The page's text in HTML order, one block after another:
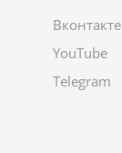
Вконтакте
YouTube
Telegram